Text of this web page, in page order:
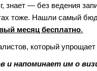
знает — без ведения
тоже. Нашли самый
месяц бесплатно.
который
и напоминает им о